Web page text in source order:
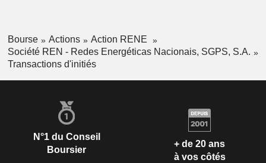
Bourse Actions
Action RENE
Société REN - Redes Energéticas Nacionais, SGPS, S.A.
Transactions d'initiés
N°1 du Conseil
Boursier
+ de 20 ans
à vos côtés